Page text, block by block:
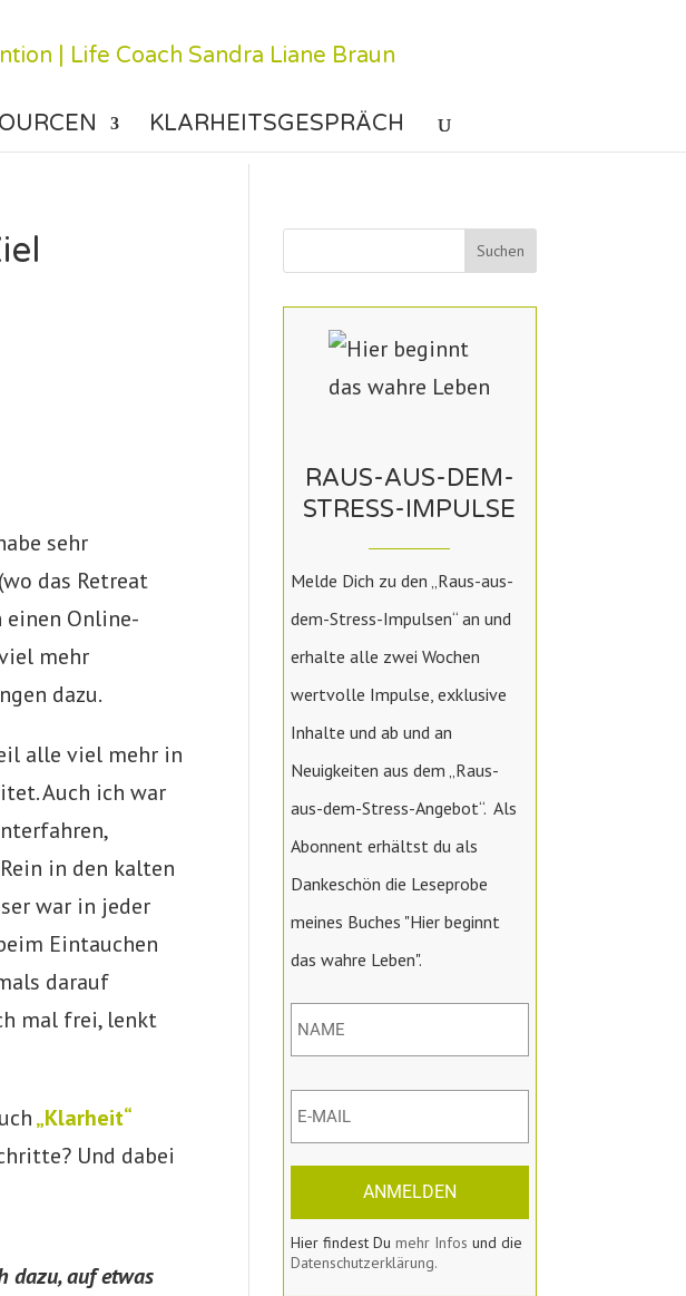
KLARHEITSGESPRÄCH
sehr
das Retreat
Online-
mehr
dazu.
alle viel mehr in
Auch ich war
in den kalten
war in jeder
Eintauchen
darauf
mal frei, lenkt
„Klarheit“
Und dabei
dazu, auf etwas
RAUS-AUS-DEM-
STRESS-IMPULSE
Melde Dich zu den „Raus-aus-
dem-Stress-Impulsen“ an und
erhalte alle zwei Wochen
wertvolle Impulse, exklusive
Inhalte und ab und an
Neuigkeiten aus dem „Raus-
aus-dem-Stress-Angebot“. Als
Abonnent erhältst du als
Dankeschön die Leseprobe
meines Buches "Hier beginnt
das wahre Leben".
ANMELDEN
Hier findest Du mehr Infos und die
Datenschutzerklärung.